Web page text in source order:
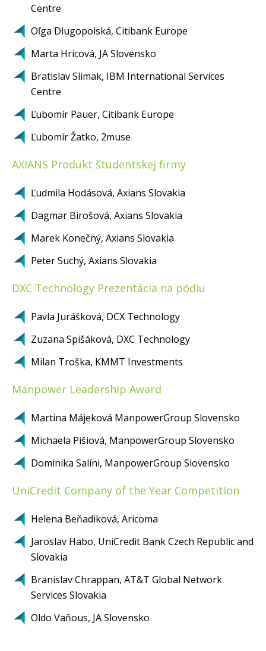
Centre
Oľga Dlugopolská, Citibank Europe
Marta Hricová, JA Slovensko
Bratislav Slimak, IBM International Services
Centre
Ľubomír Pauer, Citibank Europe
Ľubomír Žatko, 2muse
AXIANS Produkt študentskej firmy
Ľudmila Hodásová, Axians Slovakia
Dagmar Birošová, Axians Slovakia
Marek Konečný, Axians Slovakia
Peter Suchý, Axians Slovakia
DXC Technology Prezentácia na pódiu
Pavla Jurášková, DCX Technology
Zuzana Spišáková, DXC Technology
Milan Troška, KMMT Investments
Manpower Leadership Award
Martina Májeková ManpowerGroup Slovensko
Michaela Pišiová, ManpowerGroup Slovensko
Dominika Salíni, ManpowerGroup Slovensko
UniCredit Company of the Year Competition
Helena Beňadiková, Aricoma
Jaroslav Habo, UniCredit Bank Czech Republic and
Slovakia
Branislav Chrappan, AT&T Global Network
Services Slovakia
Oldo Vaňous, JA Slovensko